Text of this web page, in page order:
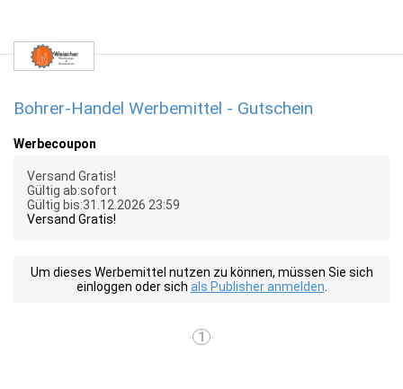
Bohrer-Handel Werbemittel - Gutschein
Werbecoupon
Versand Gratis!
Gültig ab:sofort
Gültig bis:31.12.2026 23:59
Versand Gratis!
Um dieses Werbemittel nutzen zu können, müssen Sie sich
einloggen oder sich als Publisher anmelden
1